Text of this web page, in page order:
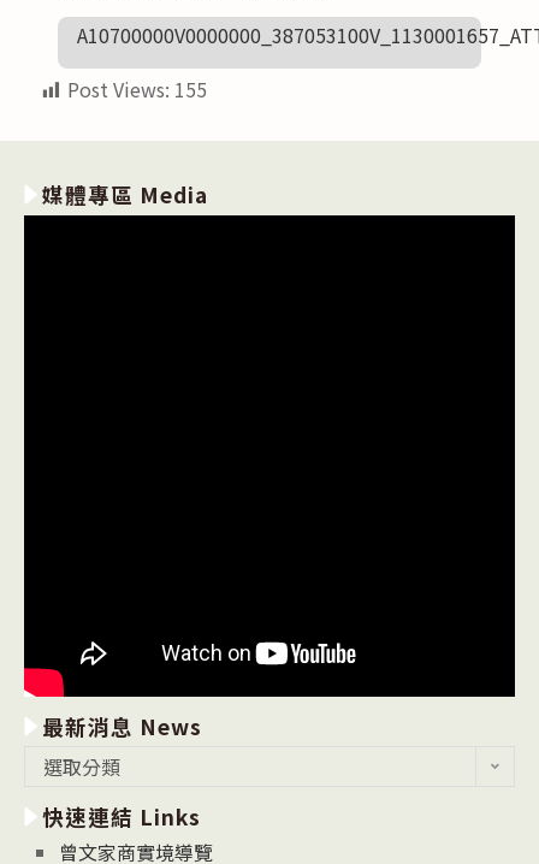
Post Views: 155
媒體專區 Media
最新消息 News
消
息
選取分類
快速連結 Links
曾文家商實境導覽